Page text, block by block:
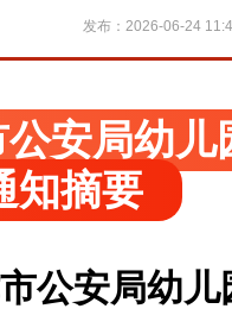
发布：2026-06-24
公安局幼
知摘要
公安局幼